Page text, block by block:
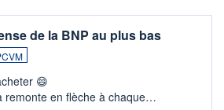
de la BNP au plus bas
😄​
remonte en flèche à chaque